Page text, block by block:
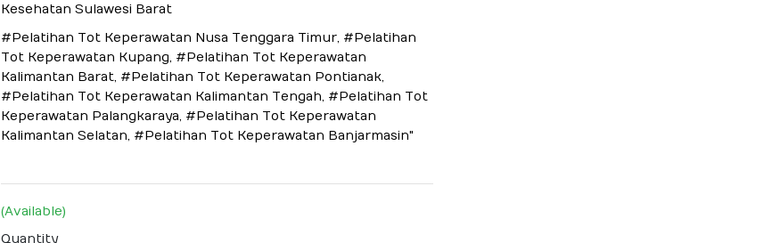
Kesehatan Sulawesi Barat
#Pelatihan Tot Keperawatan Nusa Tenggara Timur, #Pelatihan
Tot Keperawatan Kupang, #Pelatihan Tot Keperawatan
Kalimantan Barat, #Pelatihan Tot Keperawatan Pontianak,
#Pelatihan Tot Keperawatan Kalimantan Tengah, #Pelatihan Tot
Keperawatan Palangkaraya, #Pelatihan Tot Keperawatan
Kalimantan Selatan, #Pelatihan Tot Keperawatan Banjarmasin"
(Available)
Quantity